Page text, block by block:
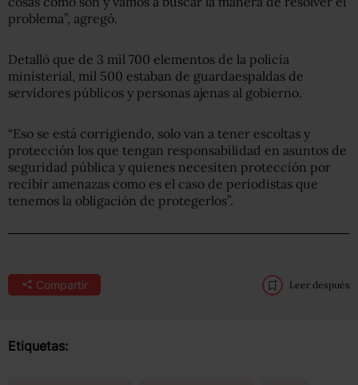
problema”, agregó.
Detalló que de 3 mil 700 elementos de la policía
ministerial, mil 500 estaban de guardaespaldas de
servidores públicos y personas ajenas al gobierno.
“Eso se está corrigiendo, solo van a tener escoltas y
protección los que tengan responsabilidad en asuntos de
seguridad pública y quienes necesiten protección por
recibir amenazas como es el caso de periodistas que
tenemos la obligación de protegerlos”.
Compartir Leer después
Etiquetas: